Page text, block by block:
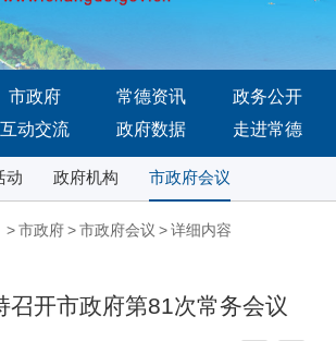
市政府 常德资讯
政务公开
互动交流 政府数据 走进常德
动 政府机构 市政府会议
> 市政府 > 市政府会议 > 详细内容
召开市政府第81次常务会议